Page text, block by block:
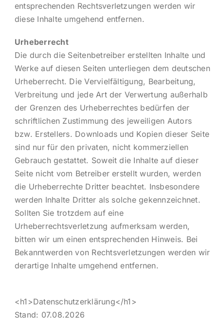
entsprechenden Rechtsverletzungen werden wir
diese Inhalte umgehend entfernen.
Urheberrecht
Die durch die Seitenbetreiber erstellten Inhalte und
Werke auf diesen Seiten unterliegen dem deutschen
Urheberrecht. Die Vervielfältigung, Bearbeitung,
Verbreitung und jede Art der Verwertung außerhalb
der Grenzen des Urheberrechtes bedürfen der
schriftlichen Zustimmung des jeweiligen Autors
bzw. Erstellers. Downloads und Kopien dieser Seite
sind nur für den privaten, nicht kommerziellen
Gebrauch gestattet. Soweit die Inhalte auf dieser
Seite nicht vom Betreiber erstellt wurden, werden
die Urheberrechte Dritter beachtet. Insbesondere
werden Inhalte Dritter als solche gekennzeichnet.
Sollten Sie trotzdem auf eine
Urheberrechtsverletzung aufmerksam werden,
bitten wir um einen entsprechenden Hinweis. Bei
Bekanntwerden von Rechtsverletzungen werden wir
derartige Inhalte umgehend entfernen.
<h1>Datenschutzerklärung</h1>
Stand: 07.08.2026